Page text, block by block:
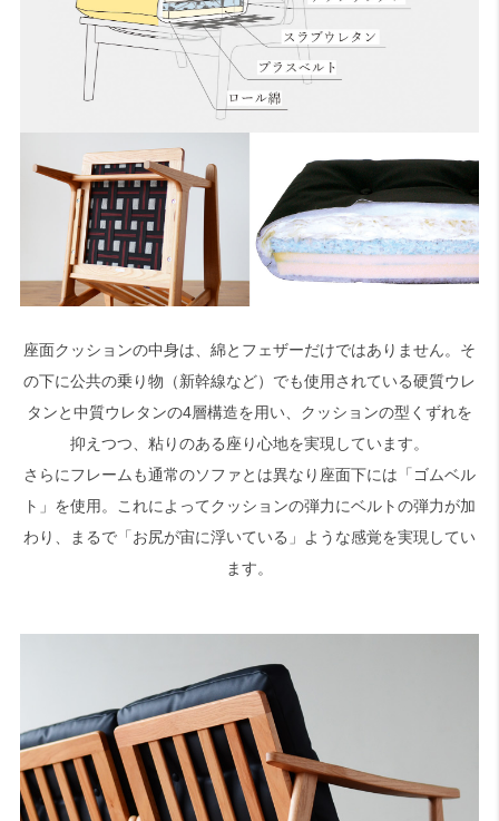
座面クッションの中身は、綿とフェザーだけではありません。そ
の下に公共の乗り物（新幹線など）でも使用されている硬質ウレ
タンと中質ウレタンの4層構造を用い、クッションの型くずれを
抑えつつ、粘りのある座り心地を実現しています。
さらにフレームも通常のソファとは異なり座面下には「ゴムベル
ト」を使用。これによってクッションの弾力にベルトの弾力が加
わり、まるで「お尻が宙に浮いている」ような感覚を実現してい
ます。